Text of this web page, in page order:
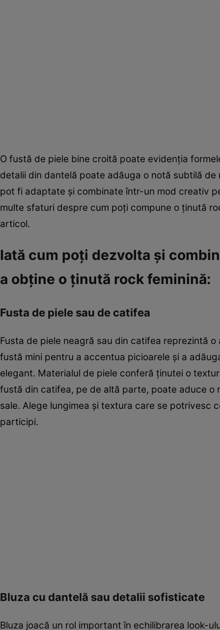
O fustă de piele bine croită poate evidenția
detalii din dantelă poate adăuga o notă subtilă
pot fi adaptate și combinate într-un mod creativ
multe sfaturi despre cum poți compune o ținută
articol.
Iată cum poți dezvolta și
a obține o ținută rock feminină:
Fusta de piele sau de catifea
Fusta de piele neagră sau din catifea reprezintă
fustă mini pentru a accentua picioarele și a
elegant. Materialul de piele conferă ținutei o
fustă din catifea, pe de altă parte, poate aduce o
sale. Alege lungimea și textura care se potrivesc
participi.
Bluza cu dantelă sau detalii sofisticate
Bluza joacă un rol important în echilibrarea look-